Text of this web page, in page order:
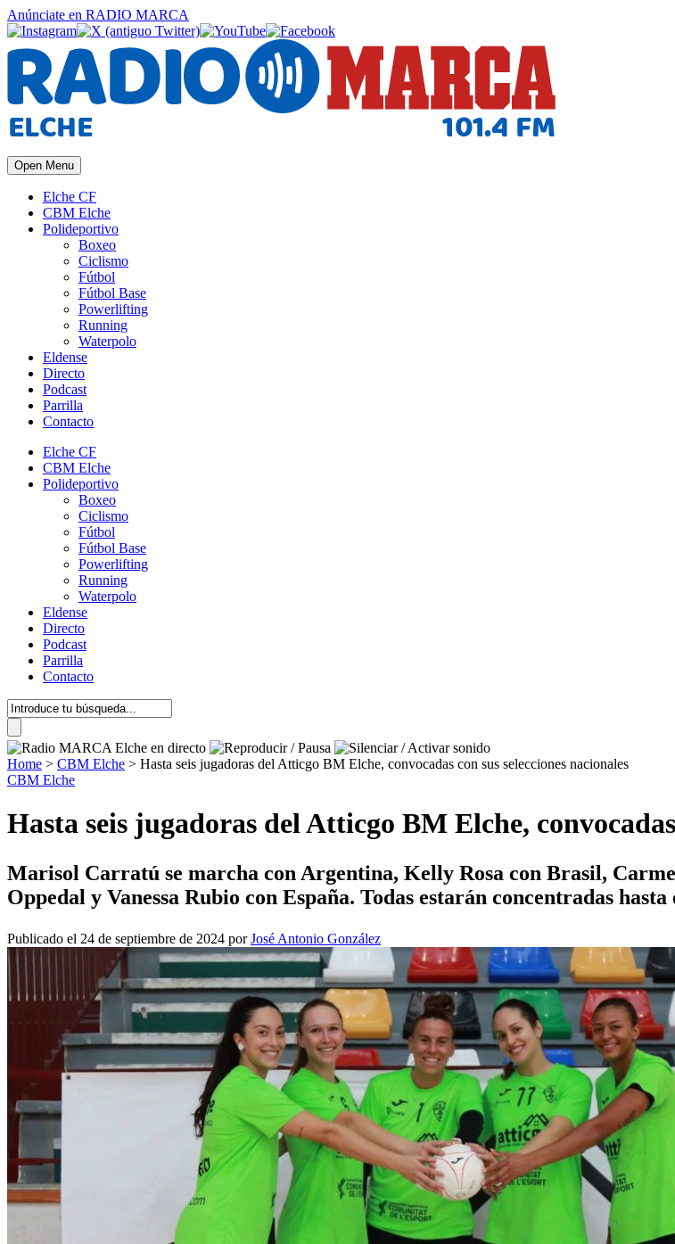
Anúnciate en RADIO MARCA
Open Menu
Elche CF
CBM Elche
Polideportivo
Boxeo
Ciclismo
Fútbol
Fútbol Base
Powerlifting
Running
Waterpolo
Eldense
Directo
Podcast
Parrilla
Contacto
Elche CF
CBM Elche
Polideportivo
Boxeo
Ciclismo
Fútbol
Fútbol Base
Powerlifting
Running
Waterpolo
Eldense
Directo
Podcast
Parrilla
Contacto
Home > CBM Elche > Hasta seis jugadoras del Atticgo BM Elche, convocadas con sus selecciones nacionales
CBM Elche
Hasta seis jugadoras del Atticgo BM Elche,
Marisol Carratú se marcha con Argentina, Kelly Rosa con Brasil,
Oppedal y Vanessa Rubio con España. Todas estarán concentradas
Publicado el 24 de septiembre de 2024 porJosé Antonio González